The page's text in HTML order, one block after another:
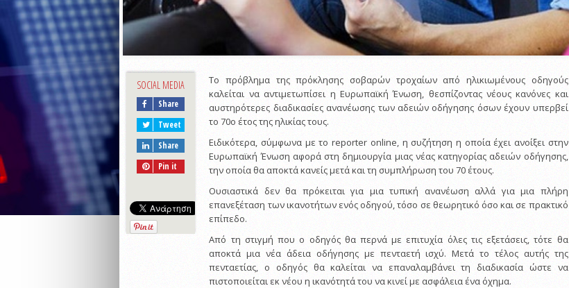
SOCIAL MEDIA
Share
Tweet
Share
Pin it
Το πρόβλημα της πρόκλησης σοβαρών τροχαίων από ηλικιωμένους οδηγούς
καλείται να αντιμετωπίσει η Ευρωπαϊκή Ένωση, θεσπίζοντας νέους κανόνες και
αυστηρότερες διαδικασίες ανανέωσης των αδειών οδήγησης όσων έχουν υπερβεί
το 70ο έτος της ηλικίας τους.
Ειδικότερα, σύμφωνα με το reporter online, η συζήτηση η οποία έχει ανοίξει στην
Ευρωπαϊκή Ένωση αφορά στη δημιουργία μιας νέας κατηγορίας αδειών οδήγησης,
την οποία θα αποκτά κανείς μετά και τη συμπλήρωση του 70 έτους.
Ουσιαστικά δεν θα πρόκειται για μια τυπική ανανέωση αλλά για μια πλήρη
επανεξέταση των ικανοτήτων ενός οδηγού, τόσο σε θεωρητικό όσο και σε πρακτικό
επίπεδο.
Από τη στιγμή που ο οδηγός θα περνά με επιτυχία όλες τις εξετάσεις, τότε θα
αποκτά μια νέα άδεια οδήγησης με πενταετή ισχύ. Μετά το τέλος αυτής της
πενταετίας, ο οδηγός θα καλείται να επαναλαμβάνει τη διαδικασία ώστε να
πιστοποιείται εκ νέου η ικανότητά του να κινεί με ασφάλεια ένα όχημα.